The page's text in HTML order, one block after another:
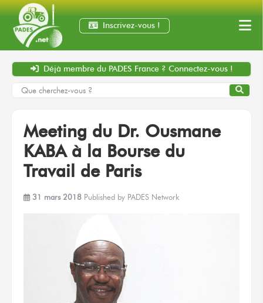
Inscrivez-vous !
Déjà membre du PADES France ? Connectez-vous !
Meeting du Dr. Ousmane
KABA à la Bourse du
Travail de Paris
31 mars 2018 Published by PADES Network